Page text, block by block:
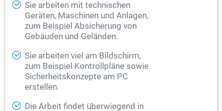
Sie arbeiten mit technischen
Geräten, Maschinen und Anlagen,
zum Beispiel Absicherung von
Gebäuden und Geländen.
Sie arbeiten viel am Bildschirm,
zum Beispiel Kontrollpläne sowie
Sicherheitskonzepte am PC
erstellen.
Die Arbeit findet überwiegend in